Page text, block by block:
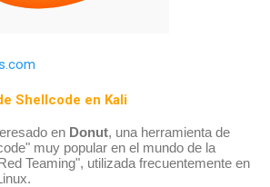
Shellcode en Kali
en Donut, una herramienta de
muy popular en el mundo de la
Teaming", utilizada frecuentemente en